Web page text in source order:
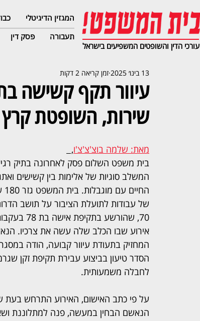
המגזין הדיגיטלי
תעבורה
פסק דין
עורכי הדין והשופטים המשפיעים בישראל
שירות, השופטת
13 בינו׳ 2025 זמן קריאה 2 דקות
מאת: שלמה בוצ'צ'צ'ו,
בית משפט השלום פסק לאחרונה בתיק
המשלב סוגיות של אלימות בין קשישים
של עבודות לתועלת הציבור על תושב
70, שהורשע בתקיפת אישה בת
אירוע שבו הכלב שלה עשה את צרכיו.
המחזיק בתעודת עיוור קבועה, הודה
הסדר טיעון בביצוע עבירת תקיפת זקן
לחבלה משמעותית.
על פי כתב האישום, האירוע התרחש בעת
הנאשם הבחין במעשה, פנה למתלוננת